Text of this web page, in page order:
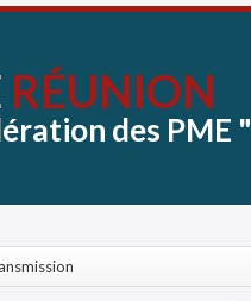
RÉUNION
des PME "